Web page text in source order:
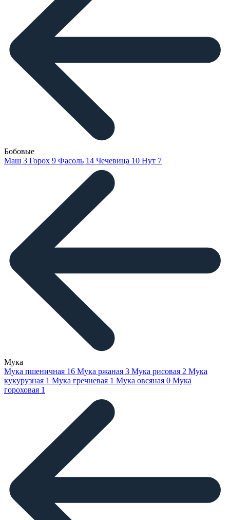
Бобовые
Маш 3 Горох 9 Фасоль 14 Чечевица 10 Нут 7
Мука
Мука пшеничная 16 Мука ржаная 3 Мука рисовая 2 Мука
кукурузная 1 Мука гречневая 1 Мука овсяная 0 Мука
гороховая 1